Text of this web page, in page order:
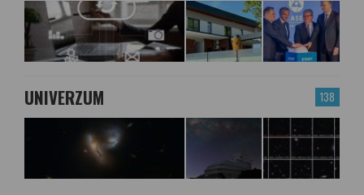
138
UNIVERZUM